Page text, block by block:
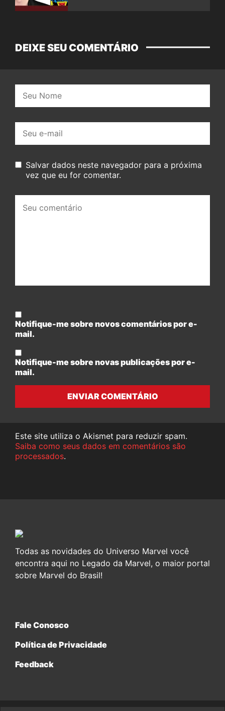
DEIXE SEU COMENTÁRIO
mail:
Salvar dados neste navegador para a próxima
vez que eu for comentar.
comentário:
Notifique-me sobre novos comentários por e-
mail.
Notifique-me sobre novas publicações por e-
mail.
ENVIAR COMENTÁRIO
Este site utiliza o Akismet para reduzir spam.
Saiba como seus dados em comentários são
processados.
Todas as novidades do Universo Marvel você
encontra aqui no Legado da Marvel, o maior portal
sobre Marvel do Brasil!
Fale Conosco
Política de Privacidade
Feedback